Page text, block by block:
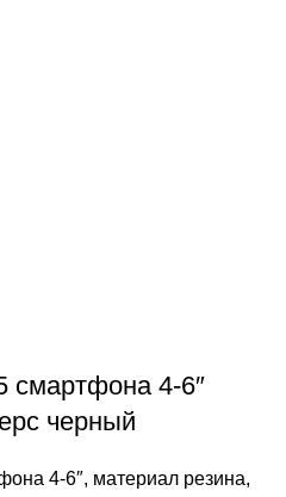
смартфона 4-6″
черный
4-6″, материал резина,